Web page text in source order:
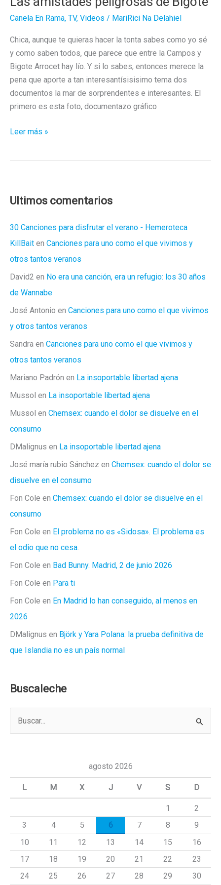
Canela En Rama, TV, Videos / MariRici Na Delahiel
Chica, aunque te quieras hacer la tonta sabes como yo sé
y como saben todos, que parece que entre la Campos y
Bigote Arrocet hay lío. Y si lo sabes, entonces merece la
pena que aporte a tan interesantísisisimo tema dos
documentos la mar de sorprendentes e interesantes. El
primero es esta foto, documentazo gráfico
Las
Leer más »
Ultimos comentarios
30 Canciones para disfrutar el verano - Hemeroteca
KillBait en Canciones para uno como el que vivimos y
otros tantos veranos
David2 en No era una canción, era un refugio: los 30 años
de Wannabe
José Antonio en Canciones para uno como el que vivimos
y otros tantos veranos
Sandra en Canciones para uno como el que vivimos y
otros tantos veranos
Mariano Padrón en La insoportable libertad ajena
Mussol en La insoportable libertad ajena
Mussol en Chemsex: cuando el dolor se disuelve en el
consumo
DMalignus en La insoportable libertad ajena
José maría rubio Sánchez en Chemsex: cuando el dolor se
disuelve en el consumo
Fon Cole en Chemsex: cuando el dolor se disuelve en el
consumo
Fon Cole en El problema no es «Sidosa». El problema es
el odio que no cesa.
Fon Cole en Bad Bunny. Madrid, 2 de junio 2026
Fon Cole en Para ti
Fon Cole en En Madrid lo han conseguido, al menos en
2026
DMalignus en Björk y Yara Polana: la prueba definitiva de
que Islandia no es un país normal
Buscaleche
a
agosto 2026
L M X J V S D
1
2
3
4 5 6 7 8
9
10
11 12 13 14 15
16
17
18 19 20 21 22
23
24
25 26 27 28 29 30